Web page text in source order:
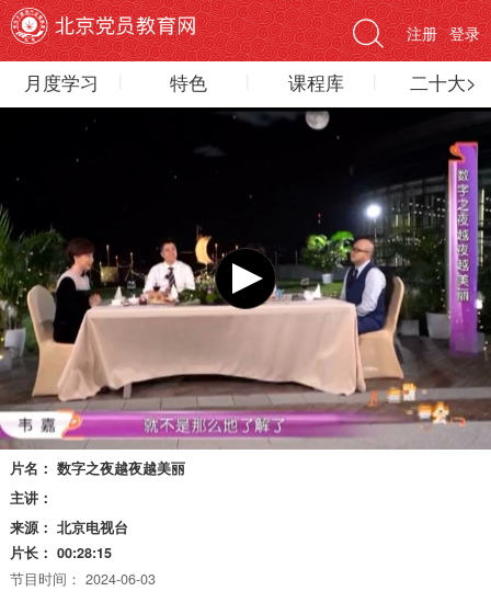
登录
注册
月度学习 特色 课程库 二十大>
片名： 数字之夜越夜越美丽
主讲：
来源： 北京电视台
片长： 00:28:15
节目时间： 2024-06-03